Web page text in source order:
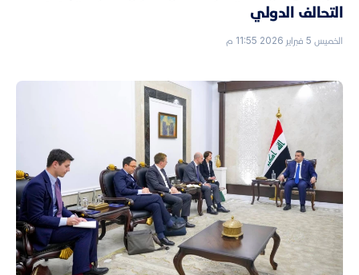
التحالف الدولي
الخميس 5 فبراير 2026 11:55 م